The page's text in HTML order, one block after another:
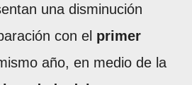
una disminución
con el primer
año, en medio de la